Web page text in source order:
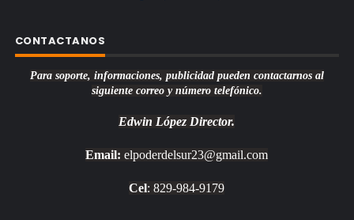
CONTACTANOS
Para soporte, informaciones, publicidad pueden contactarnos al
siguiente correo y número telefónico.
Edwin López Director.
Email: elpoderdelsur23@gmail.com
Cel: 829-984-9179